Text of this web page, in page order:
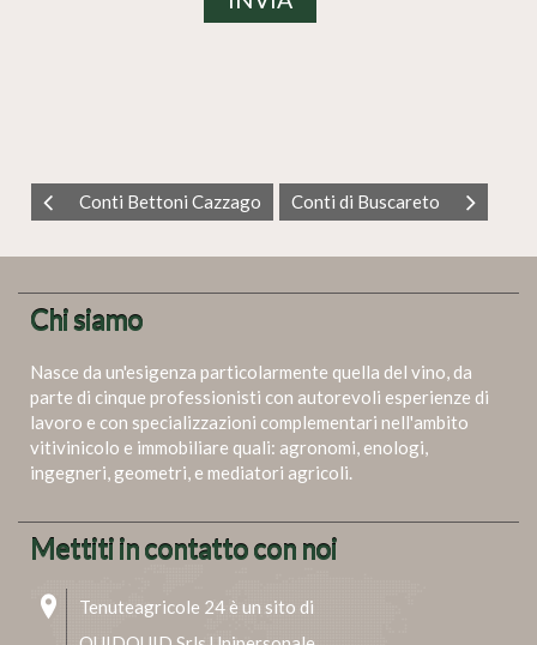
Conti Bettoni Cazzago Conti di Buscareto
Chi siamo
Nasce da un'esigenza particolarmente quella del vino, da
parte di cinque professionisti con autorevoli esperienze di
lavoro e con specializzazioni complementari nell'ambito
vitivinicolo e immobiliare quali: agronomi, enologi,
ingegneri, geometri, e mediatori agricoli.
Mettiti in contatto con noi
Tenuteagricole 24 è un sito di